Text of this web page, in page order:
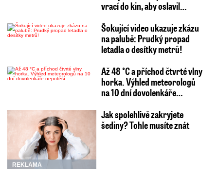
vrací do kin, aby oslavil…
Šokující video ukazuje zkázu
na palubě: Prudký propad
letadla o desítky metrů!
Až 48 °C a příchod čtvrté vlny
horka. Výhled meteorologů
na 10 dní dovolenkáře…
REKLAMA
Jak spolehlivě zakryjete
šediny? Tohle musíte znát